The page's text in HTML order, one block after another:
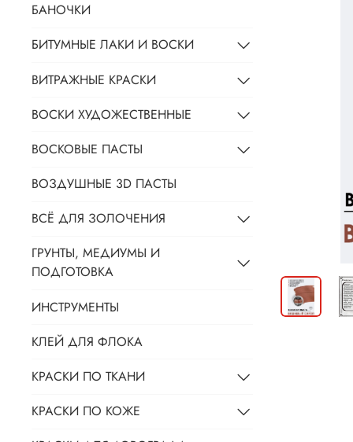
БАНОЧКИ
БИТУМНЫЕ ЛАКИ И ВОСКИ
ВИТРАЖНЫЕ КРАСКИ
ВОСКИ ХУДОЖЕСТВЕННЫЕ
ВОСКОВЫЕ ПАСТЫ
ВОЗДУШНЫЕ 3D ПАСТЫ
ВСЁ ДЛЯ ЗОЛОЧЕНИЯ
ГРУНТЫ, МЕДИУМЫ И
ПОДГОТОВКА
ИНСТРУМЕНТЫ
КЛЕЙ ДЛЯ ФЛОКА
КРАСКИ ПО ТКАНИ
КРАСКИ ПО КОЖЕ